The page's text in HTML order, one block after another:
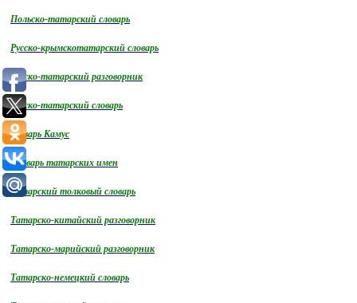
Польско-татарский словарь
Русско-крымскотатарский словарь
Русско-татарский разговорник
Русско-татарский словарь
словарь Камус
Словарь татарских имен
Татарский толковый словарь
Татарско-китайский разговорник
Татарско-марийский разговорник
Татарско-немецкий словарь